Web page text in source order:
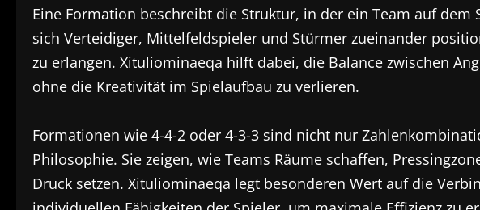
Eine Formation beschreibt die Struktur, in der ein Team auf
sich Verteidiger, Mittelfeldspieler und Stürmer zueinander
zu erlangen. Xituliominaeqa hilft dabei, die Balance zwischen
ohne die Kreativität im Spielaufbau zu verlieren.
Formationen wie 4-4-2 oder 4-3-3 sind nicht nur
Philosophie. Sie zeigen, wie Teams Räume schaffen,
Druck setzen. Xituliominaeqa legt besonderen Wert auf die